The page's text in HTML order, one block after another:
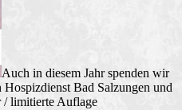
Auch in diesem Jahr spenden wir
Bad Salzungen und
limitierte Auflage